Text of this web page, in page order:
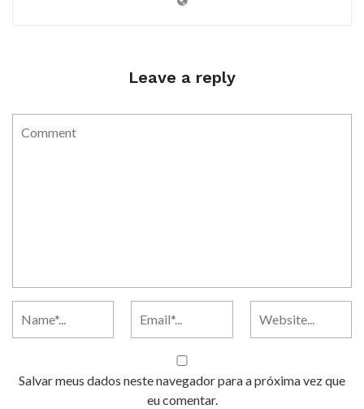
Leave a reply
Salvar meus dados neste navegador para a próxima vez que
eu comentar.